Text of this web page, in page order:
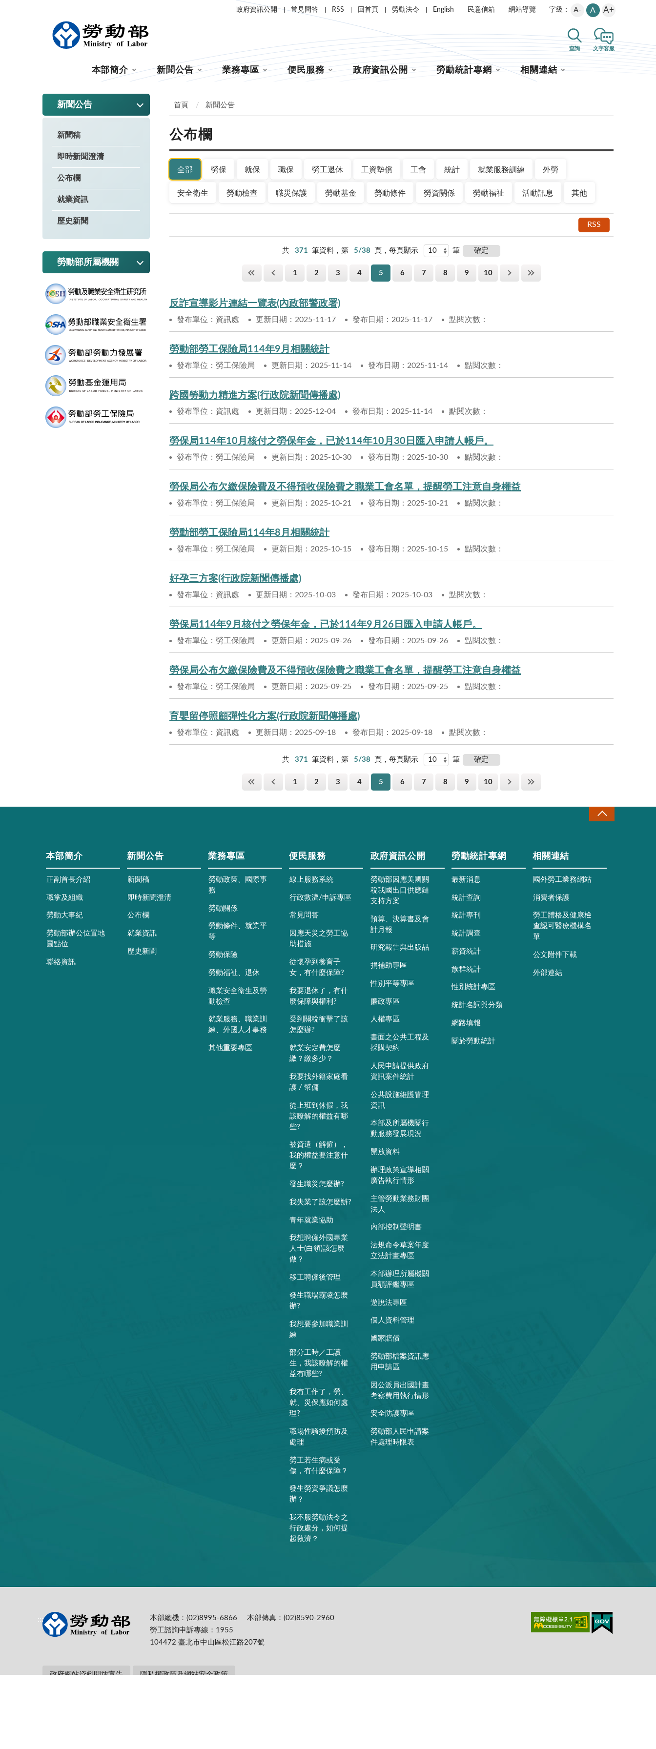
政府資訊公開 常見問答 RSS 回首頁 勞動法令 English 民意信箱 網站導覽 字級： A- A A+
查詢 文字客服
本部簡介 新聞公告 業務專區 便民服務 政府資訊公開 勞動統計專網 相關連結
新聞公告
新聞稿
即時新聞澄清
公布欄
就業資訊
歷史新聞
勞動部所屬機關
首頁 新聞公告
公布欄
全部 勞保 就保 職保 勞工退休 工資墊償 工會 統計 就業服務訓練 外勞
安全衛生 勞動檢查 職災保護 勞動基金 勞動條件 勞資關係 勞動福祉 活動訊息 其他
RSS
共 371 筆資料，第 5/38 頁，每頁顯示 筆
1 2 3 4 5 6 7 8 9 10
反詐宣導影片連結一覽表(內政部警政署)
發布單位：資訊處 更新日期：2025-11-17 發布日期：2025-11-17 點閱次數：
勞動部勞工保險局114年9月相關統計
發布單位：勞工保險局 更新日期：2025-11-14 發布日期：2025-11-14 點閱次數：
跨國勞動力精進方案(行政院新聞傳播處)
發布單位：資訊處 更新日期：2025-12-04 發布日期：2025-11-14 點閱次數：
勞保局114年10月核付之勞保年金，已於114年10月30日匯入申請人帳戶。
發布單位：勞工保險局 更新日期：2025-10-30 發布日期：2025-10-30 點閱次數：
勞保局公布欠繳保險費及不得預收保險費之職業工會名單，提醒勞工注意自身權益
發布單位：勞工保險局 更新日期：2025-10-21 發布日期：2025-10-21 點閱次數：
勞動部勞工保險局114年8月相關統計
發布單位：勞工保險局 更新日期：2025-10-15 發布日期：2025-10-15 點閱次數：
好孕三方案(行政院新聞傳播處)
發布單位：資訊處 更新日期：2025-10-03 發布日期：2025-10-03 點閱次數：
勞保局114年9月核付之勞保年金，已於114年9月26日匯入申請人帳戶。
發布單位：勞工保險局 更新日期：2025-09-26 發布日期：2025-09-26 點閱次數：
勞保局公布欠繳保險費及不得預收保險費之職業工會名單，提醒勞工注意自身權益
發布單位：勞工保險局 更新日期：2025-09-25 發布日期：2025-09-25 點閱次數：
育嬰留停照顧彈性化方案(行政院新聞傳播處)
發布單位：資訊處 更新日期：2025-09-18 發布日期：2025-09-18 點閱次數：
共 371 筆資料，第 5/38 頁，每頁顯示 筆
1 2 3 4 5 6 7 8 9 10
本部簡介
正副首長介紹
職掌及組織
勞動大事紀
勞動部辦公位置地
圖點位
聯絡資訊
新聞公告
新聞稿
即時新聞澄清
公布欄
就業資訊
歷史新聞
業務專區
勞動政策、國際事
務
勞動關係
勞動條件、就業平
等
勞動保險
勞動福祉、退休
職業安全衛生及勞
動檢查
就業服務、職業訓
練、外國人才事務
其他重要專區
便民服務
線上服務系統
行政救濟/申訴專區
常見問答
因應天災之勞工協
助措施
從懷孕到養育子
女，有什麼保障?
我要退休了，有什
麼保障與權利?
受到關稅衝擊了該
怎麼辦?
就業安定費怎麼
繳？繳多少？
我要找外籍家庭看
護 / 幫傭
從上班到休假，我
該瞭解的權益有哪
些?
被資遣（解僱），
我的權益要注意什
麼？
發生職災怎麼辦?
我失業了該怎麼辦?
青年就業協助
我想聘僱外國專業
人士(白領)該怎麼
做？
移工聘僱後管理
發生職場霸凌怎麼
辦?
我想要參加職業訓
練
部分工時／工讀
生，我該瞭解的權
益有哪些?
我有工作了，勞、
就、災保應如何處
理?
職場性騷擾預防及
處理
勞工若生病或受
傷，有什麼保障？
發生勞資爭議怎麼
辦？
我不服勞動法令之
行政處分，如何提
起救濟？
政府資訊公開
勞動部因應美國關
稅我國出口供應鏈
支持方案
預算、決算書及會
計月報
研究報告與出版品
捐補助專區
性別平等專區
廉政專區
人權專區
書面之公共工程及
採購契約
人民申請提供政府
資訊案件統計
公共設施維護管理
資訊
本部及所屬機關行
動服務發展現況
開放資料
辦理政策宣導相關
廣告執行情形
主管勞動業務財團
法人
內部控制聲明書
法規命令草案年度
立法計畫專區
本部辦理所屬機關
員額評鑑專區
遊說法專區
個人資料管理
國家賠償
勞動部檔案資訊應
用申請區
因公派員出國計畫
考察費用執行情形
安全防護專區
勞動部人民申請案
件處理時限表
勞動統計專網
最新消息
統計查詢
統計專刊
統計調查
薪資統計
族群統計
性別統計專區
統計名詞與分類
網路填報
關於勞動統計
相關連結
國外勞工業務網站
消費者保護
勞工體格及健康檢
查認可醫療機構名
單
公文附件下載
外部連結
::: 本部總機：(02)8995-6866
本部傳真：(02)8590-2960
勞工諮詢申訴專線：1955
104472 臺北市中山區松江路207號
政府網站資料開放宣告 隱私權政策及網站安全政策